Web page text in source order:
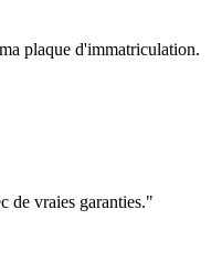
plaque d'immatriculation.
de vraies garanties."